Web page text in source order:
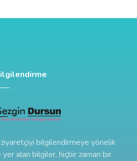
bilgilendirmeye yönelik
yer alan bilgiler, hiçbir zaman bir